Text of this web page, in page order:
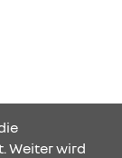
Weiter wird